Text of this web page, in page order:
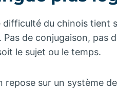
difficulté du chinois tient
de conjugaison, pas
le sujet ou le temps.
repose sur un système